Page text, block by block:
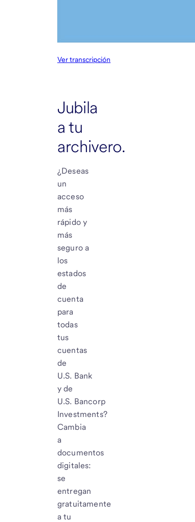
Ver transcripción
Jubila
a tu
archivero.
¿Deseas
un
acceso
más
rápido y
más
seguro a
los
estados
de
cuenta
para
todas
tus
cuentas
de
U.S. Bank
y de
U.S. Bancorp
Investments?
Cambia
a
documentos
digitales:
se
entregan
gratuitamente
a tu